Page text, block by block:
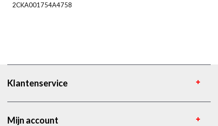
2CKA001754A4758
Klantenservice
Mijn account